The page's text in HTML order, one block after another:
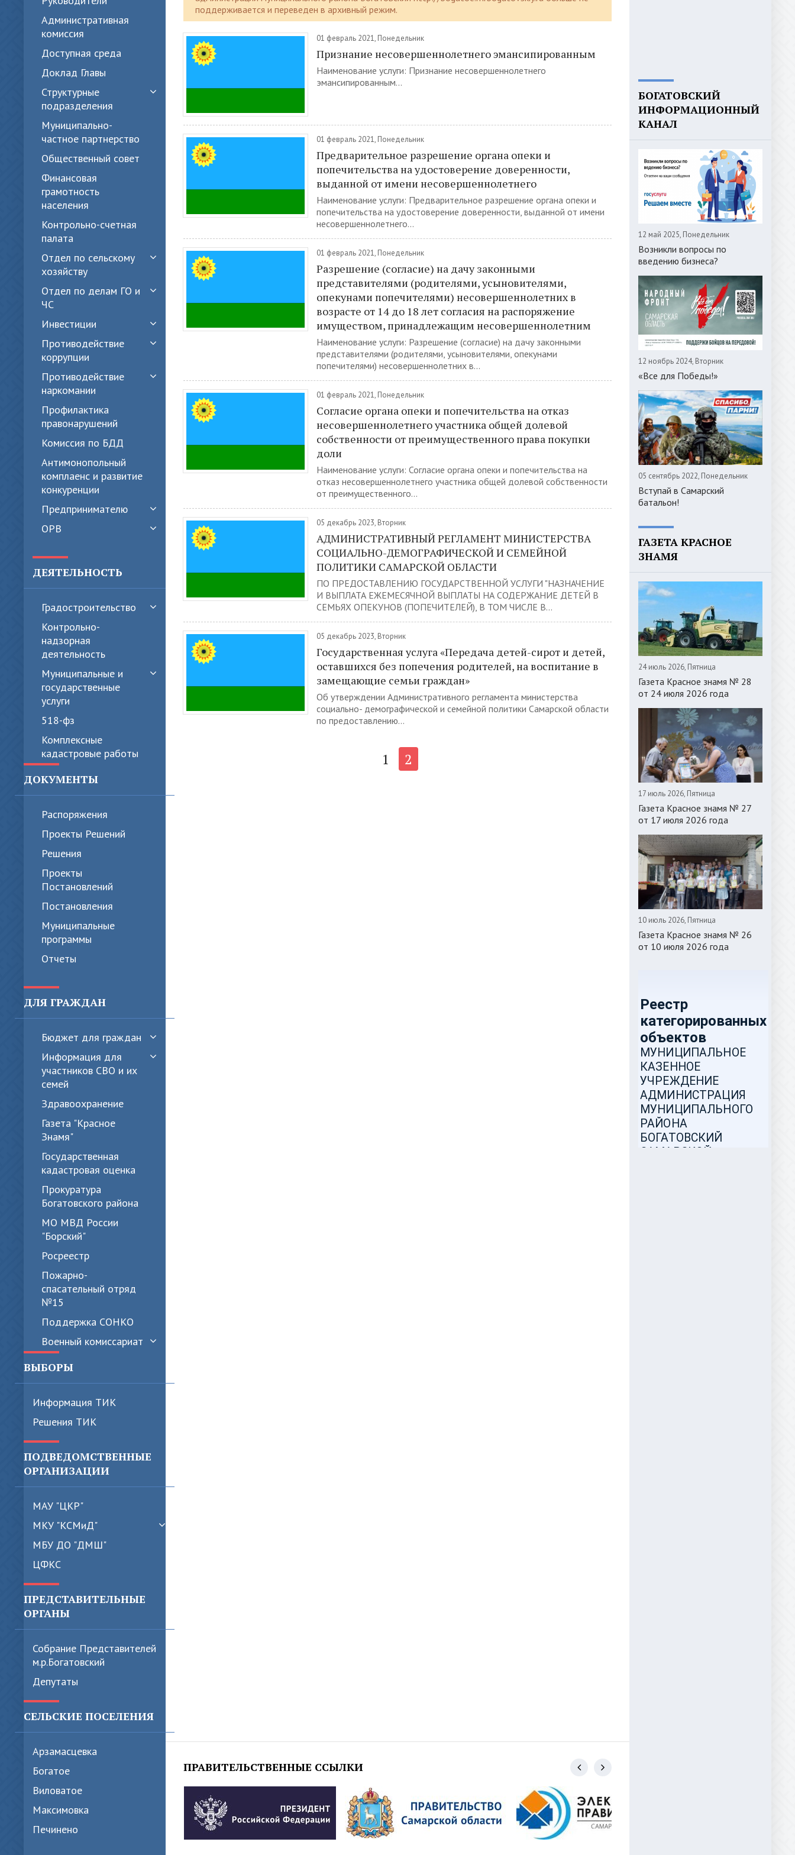
Административная
комиссия
Доступная среда
Доклад Главы
Структурные
подразделения
Муниципально-
частное партнерство
Общественный совет
Финансовая
грамотность
населения
Контрольно-счетная
палата
Отдел по сельскому
хозяйству
Отдел по делам ГО и
ЧС
Инвестиции
Противодействие
коррупции
Противодействие
наркомании
Профилактика
правонарушений
Комиссия по БДД
Антимонопольный
комплаенс и развитие
конкуренции
Предпринимателю
ОРВ
ДЕЯТЕЛЬНОСТЬ
Градостроительство
Контрольно-
надзорная
деятельность
Муниципальные и
государственные
услуги
518-фз
Комплексные
кадастровые работы
ДОКУМЕНТЫ
Распоряжения
Проекты Решений
Решения
Проекты
Постановлений
Постановления
Муниципальные
программы
Отчеты
ДЛЯ ГРАЖДАН
Бюджет для граждан
Информация для
участников СВО и их
семей
Здравоохранение
Газета "Красное
Знамя"
Государственная
кадастровая оценка
Прокуратура
Богатовского района
МО МВД России
"Борский"
Росреестр
Пожарно-
спасательный отряд
№15
Поддержка СОНКО
Военный комиссариат
ВЫБОРЫ
Информация ТИК
Решения ТИК
ПОДВЕДОМСТВЕННЫЕ
ОРГАНИЗАЦИИ
МАУ "ЦКР"
МКУ "КСМиД"
МБУ ДО "ДМШ"
ЦФКС
ПРЕДСТАВИТЕЛЬНЫЕ
ОРГАНЫ
Собрание Представителей
м.р.Богатовский
Депутаты
СЕЛЬСКИЕ ПОСЕЛЕНИЯ
Арзамасцевка
Богатое
Виловатое
Максимовка
Печинено
поддерживается и переведен в архивный режим.
01 февраль 2021, Понедельник
Признание несовершеннолетнего эмансипированным
Наименование услуги: Признание несовершеннолетнего
эмансипированным...
01 февраль 2021, Понедельник
Предварительное разрешение органа опеки и
попечительства на удостоверение доверенности,
выданной от имени несовершеннолетнего
Наименование услуги: Предварительное разрешение органа опеки и
попечительства на удостоверение доверенности, выданной от имени
несовершеннолетнего...
01 февраль 2021, Понедельник
Разрешение (согласие) на дачу законными
представителями (родителями, усыновителями,
опекунами попечителями) несовершеннолетних в
возрасте от 14 до 18 лет согласия на распоряжение
имуществом, принадлежащим несовершеннолетним
Наименование услуги: Разрешение (согласие) на дачу законными
представителями (родителями, усыновителями, опекунами
попечителями) несовершеннолетних в...
01 февраль 2021, Понедельник
Согласие органа опеки и попечительства на отказ
несовершеннолетнего участника общей долевой
собственности от преимущественного права покупки
доли
Наименование услуги: Согласие органа опеки и попечительства на
отказ несовершеннолетнего участника общей долевой собственности
от преимущественного...
05 декабрь 2023, Вторник
АДМИНИСТРАТИВНЫЙ РЕГЛАМЕНТ МИНИСТЕРСТВА
СОЦИАЛЬНО-ДЕМОГРАФИЧЕСКОЙ И СЕМЕЙНОЙ
ПОЛИТИКИ САМАРСКОЙ ОБЛАСТИ
ПО ПРЕДОСТАВЛЕНИЮ ГОСУДАРСТВЕННОЙ УСЛУГИ "НАЗНАЧЕНИЕ
И ВЫПЛАТА ЕЖЕМЕСЯЧНОЙ ВЫПЛАТЫ НА СОДЕРЖАНИЕ ДЕТЕЙ В
СЕМЬЯХ ОПЕКУНОВ (ПОПЕЧИТЕЛЕЙ), В ТОМ ЧИСЛЕ В...
05 декабрь 2023, Вторник
Государственная услуга «Передача детей-сирот и детей,
оставшихся без попечения родителей, на воспитание в
замещающие семьи граждан»
Об утверждении Административного регламента министерства
социально- демографической и семейной политики Самарской области
по предоставлению...
1 2
ПРАВИТЕЛЬСТВЕННЫЕ ССЫЛКИ
БОГАТОВСКИЙ
ИНФОРМАЦИОННЫЙ
КАНАЛ
12 май 2025, Понедельник
Возникли вопросы по
введению бизнеса?
12 ноябрь 2024, Вторник
«Все для Победы!»
05 сентябрь 2022, Понедельник
Вступай в Самарский
батальон!
ГАЗЕТА КРАСНОЕ
ЗНАМЯ
24 июль 2026, Пятница
Газета Красное знамя № 28
от 24 июля 2026 года
17 июль 2026, Пятница
Газета Красное знамя № 27
от 17 июля 2026 года
10 июль 2026, Пятница
Газета Красное знамя № 26
от 10 июля 2026 года